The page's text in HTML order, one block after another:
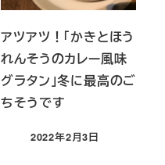
アツアツ！「かきとほう
れんそうのカレー風味
グラタン」冬に最高のご
ちそうです
投稿日
2022年2月3日